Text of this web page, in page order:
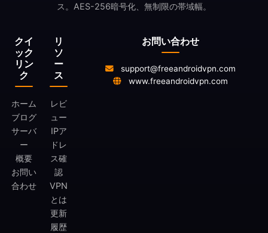
クイ
ック
リン
ク
ホーム
ブログ
サーバ
ー
概要
お問い
合わせ
リ
ソ
ー
ス
レビ
ュー
IPア
ドレ
ス確
認
VPN
とは
更新
履歴
ス。AES-256暗号化、無制限の帯域幅。
お問い合わせ
support@freeandroidvpn.com
www.freeandroidvpn.com